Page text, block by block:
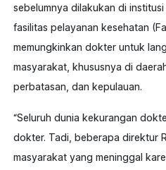
sebelumnya dilakukan di
fasilitas pelayanan kesehatan
memungkinkan dokter untuk
masyarakat, khususnya di
perbatasan, dan kepulauan.
“Seluruh dunia kekurangan
dokter. Tadi, beberapa direktur
masyarakat yang meninggal